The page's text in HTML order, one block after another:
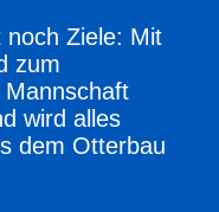
noch Ziele: Mit
zum
wird alles
dem Otterbau